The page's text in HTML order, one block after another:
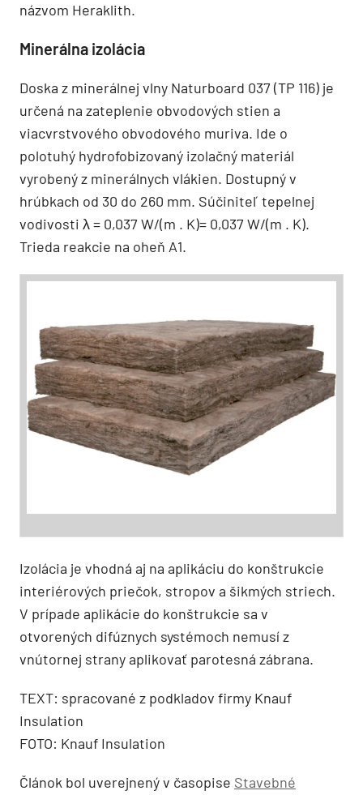
názvom Heraklith.
Minerálna izolácia
Doska z minerálnej vlny Naturboard 037 (TP 116) je
určená na zateplenie obvodových stien a
viacvrstvového obvodového muriva. Ide o
polotuhý hydrofobizovaný izolačný materiál
vyrobený z minerálnych vlákien. Dostupný v
hrúbkach od 30 do 260 mm. Súčiniteľ tepelnej
vodivosti λ = 0,037 W/(m . K)= 0,037 W/(m . K).
Trieda reakcie na oheň A1.
Izolácia je vhodná aj na aplikáciu do konštrukcie
interiérových priečok, stropov a šikmých striech.
V prípade aplikácie do konštrukcie sa v
otvorených difúznych systémoch nemusí z
vnútornej strany aplikovať parotesná zábrana.
TEXT: spracované z podkladov firmy Knauf
Insulation
FOTO: Knauf Insulation
Článok bol uverejnený v časopise Stavebné